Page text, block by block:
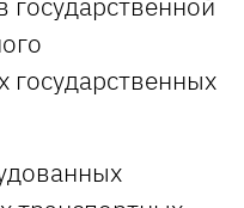
государственных